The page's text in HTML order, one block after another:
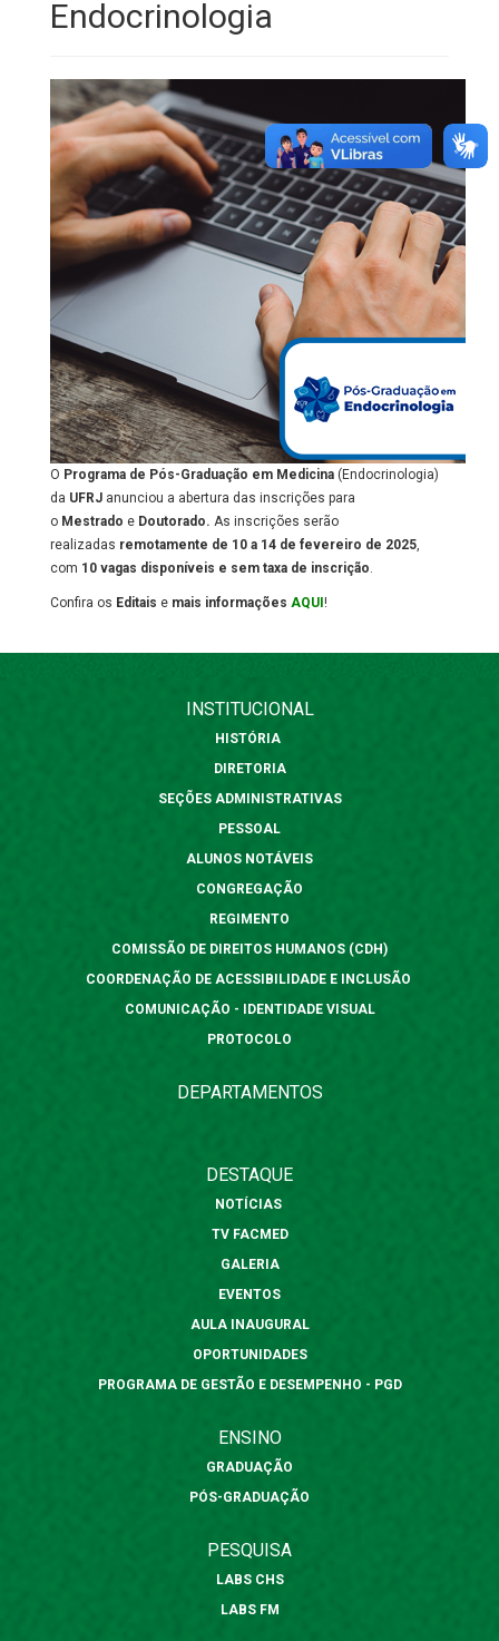
Endocrinologia
O Programa de Pós-Graduação em Medicina (Endocrinologia)
da UFRJ anunciou a abertura das inscrições para
o Mestrado e Doutorado. As inscrições serão
realizadas remotamente de 10 a 14 de fevereiro de 2025,
com 10 vagas disponíveis e sem taxa de inscrição.
Confira os Editais e mais informações AQUI !
INSTITUCIONAL
HISTÓRIA
DIRETORIA
SEÇÕES ADMINISTRATIVAS
PESSOAL
ALUNOS NOTÁVEIS
CONGREGAÇÃO
REGIMENTO
COMISSÃO DE DIREITOS HUMANOS (CDH)
COORDENAÇÃO DE ACESSIBILIDADE E INCLUSÃO
COMUNICAÇÃO - IDENTIDADE VISUAL
PROTOCOLO
DEPARTAMENTOS
DESTAQUE
NOTÍCIAS
TV FACMED
GALERIA
EVENTOS
AULA INAUGURAL
OPORTUNIDADES
PROGRAMA DE GESTÃO E DESEMPENHO - PGD
ENSINO
GRADUAÇÃO
PÓS-GRADUAÇÃO
PESQUISA
LABS CHS
LABS FM